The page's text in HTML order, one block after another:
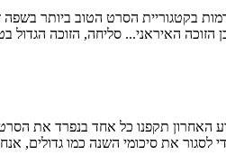
הזוכה האיראני... סליחה, הזוכה
לסגור את סיכומי השנה כמו גדולים,